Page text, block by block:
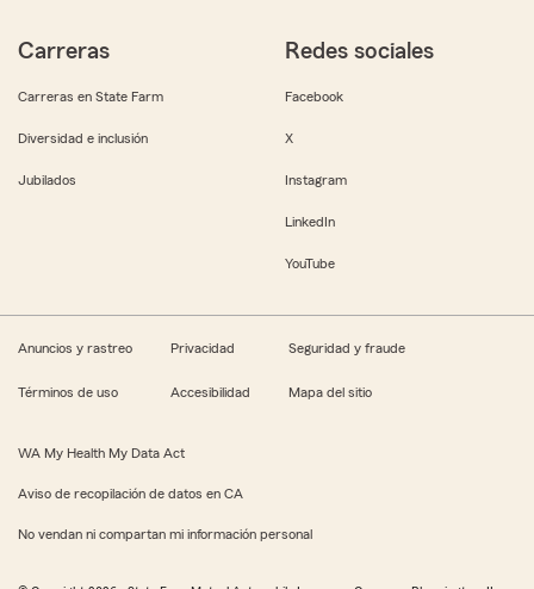
Carreras
Carreras en State Farm
Diversidad e inclusión
Jubilados
Redes sociales
Facebook
X
Instagram
LinkedIn
YouTube
Anuncios y rastreo Privacidad Seguridad y fraude
Términos de uso Accesibilidad Mapa del sitio
WA My Health My Data Act
Aviso de recopilación de datos en CA
No vendan ni compartan mi información personal